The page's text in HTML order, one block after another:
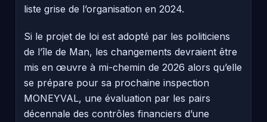
liste grise de l’organisation en 2024.
Si le projet de loi est adopté par les politiciens
de l’île de Man, les changements devraient être
mis en œuvre à mi-chemin de 2026 alors qu’elle
se prépare pour sa prochaine inspection
MONEYVAL, une évaluation par les pairs
décennale des contrôles financiers d’une